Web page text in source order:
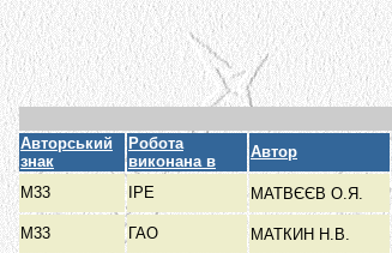
Авторський
знак
Робота
виконана в
Автор
М33
ІРЕ МАТВЄЄВ О.Я.
М33 ГАО МАТКИН Н.В.